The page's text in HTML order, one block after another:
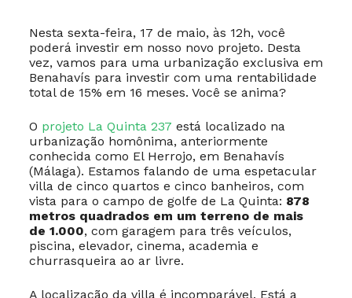
Nesta sexta-feira, 17 de maio, às 12h, você
poderá investir em nosso novo projeto. Desta
vez, vamos para uma urbanização exclusiva em
Benahavís para investir com uma rentabilidade
total de 15% em 16 meses. Você se anima?
O projeto La Quinta 237 está localizado na
urbanização homônima, anteriormente
conhecida como El Herrojo, em Benahavís
(Málaga). Estamos falando de uma espetacular
villa de cinco quartos e cinco banheiros, com
vista para o campo de golfe de La Quinta: 878
metros quadrados em um terreno de mais
de 1.000, com garagem para três veículos,
piscina, elevador, cinema, academia e
churrasqueira ao ar livre.
A localização da villa é incomparável. Está a